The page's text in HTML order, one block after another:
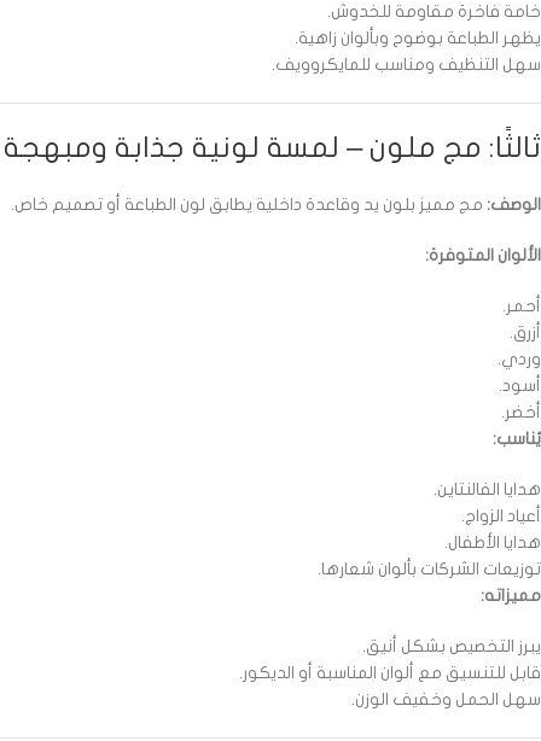
خامة فاخرة مقاومة للخدوش.
يظهر الطباعة بوضوح وبألوان زاهية.
سهل التنظيف ومناسب للمايكروويف.
ثالثًا: مج ملون – لمسة لونية جذابة ومبهجة
الوصف: مج مميز بلون يد وقاعدة داخلية يطابق لون الطباعة أو تصميم خاص.
الألوان المتوفرة:
أحمر.
أزرق.
وردي.
أسود.
أخضر.
يُناسب:
هدايا الفالنتاين.
أعياد الزواج.
هدايا الأطفال.
توزيعات الشركات بألوان شعارها.
مميزاته:
يبرز التخصيص بشكل أنيق.
قابل للتنسيق مع ألوان المناسبة أو الديكور.
سهل الحمل وخفيف الوزن.